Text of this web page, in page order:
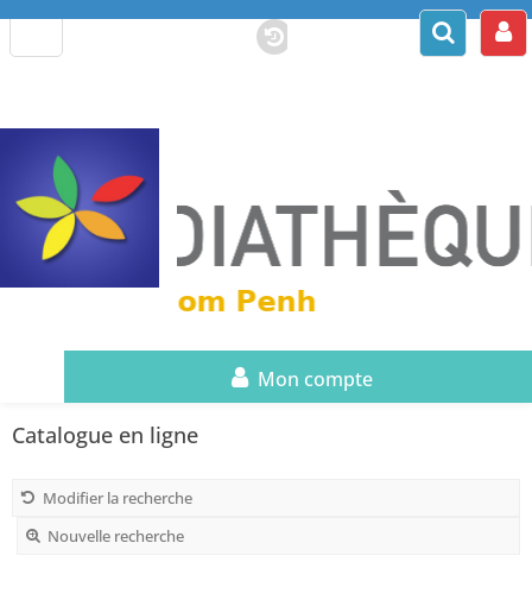
Mon compte
Catalogue en ligne
Modifier la recherche
Nouvelle recherche